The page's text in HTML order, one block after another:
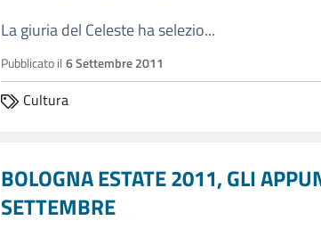
La giuria del Celeste ha selezio...
Pubblicato il 6 Settembre 2011
Cultura
BOLOGNA ESTATE 2011, GLI
SETTEMBRE